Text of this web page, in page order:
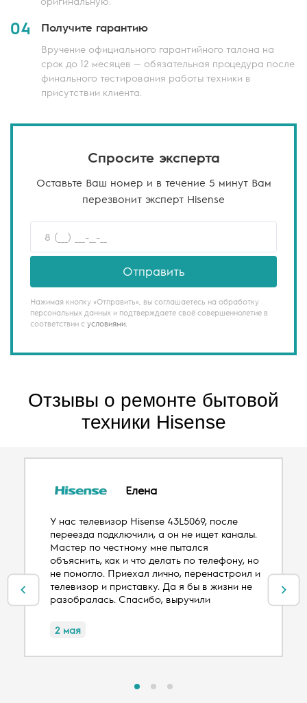
04 Получите гарантию
Вручение официального гарантийного талона на
срок до 12 месяцев — обязательная процедура после
финального тестирования работы техники в
присутствии клиента.
Спросите эксперта
Оставьте Ваш номер и в течение 5 минут Вам
перезвонит эксперт Hisense
Отправить
Нажимая кнопку «Отправить», вы соглашаетесь на обработку
персональных данных и подтверждаете своё совершеннолетие в
соответствии с условиями.
Отзывы о ремонте бытовой
техники Hisense
Елена
У нас телевизор Hisense 43L5069, после
переезда подключили, а он не ищет каналы.
Мастер по честному мне пытался
объяснить, как и что делать по телефону, но
не помогло. Приехал лично, перенастроил и
телевизор и приставку. Да я бы в жизни не
разобралась. Спасибо, выручили
2 мая